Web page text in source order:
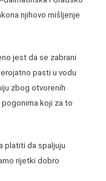
njihovo mišljenje
jest da se zabrani
pasti u vodu
zbog otvorenih
koji za to
platiti da spaljuju
rijetki dobro